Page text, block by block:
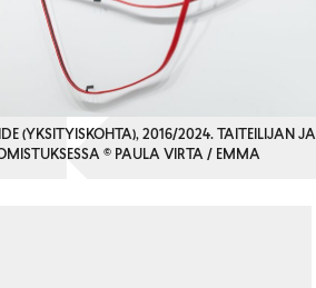
(YKSITYISKOHTA), 2016/2024. TAITEILIJAN JA
© PAULA VIRTA / EMMA